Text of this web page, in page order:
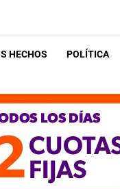
HECHOS POLÍTICA